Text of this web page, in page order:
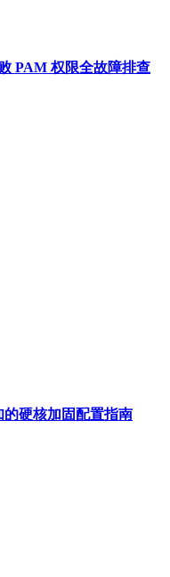
PAM 权限全故障排查
的硬核加固配置指南